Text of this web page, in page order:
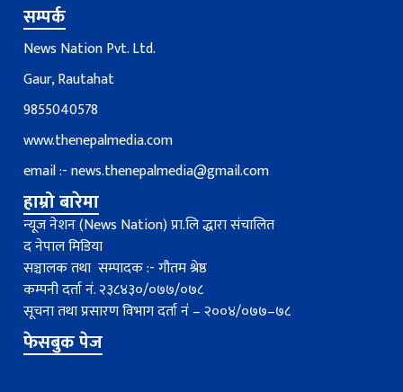
सम्पर्क
News Nation Pvt. Ltd.
Gaur, Rautahat
9855040578
www.thenepalmedia.com
email :-news.thenepalmedia@gmail.com
हाम्रो बारेमा
न्यूज नेशन (News Nation) प्रा.लि द्धारा संचालित
द नेपाल मिडिया
सञ्चालक तथा सम्पादक :- गौतम श्रेष्ठ
कम्पनी दर्ता नं. २३८४३०/०७७/०७८
सूचना तथा प्रसारण विभाग दर्ता नंं – २००४/०७७–७८
फेसबुक पेज